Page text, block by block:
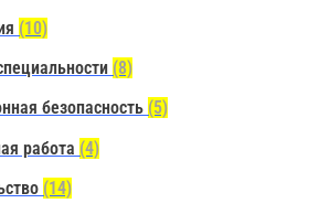
(10)
(8)
безопасность (5)
работа (4)
(14)